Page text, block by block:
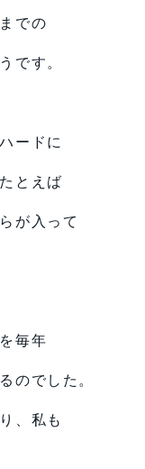
での
です。
ードに
とえば
が入って
毎年
のでした。
、私も